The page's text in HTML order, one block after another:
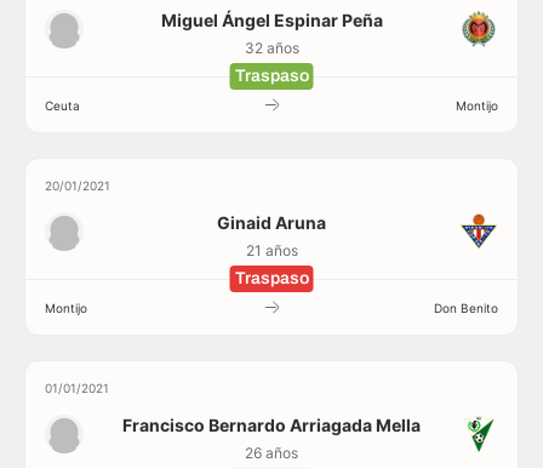
Miguel Ángel Espinar Peña
32 años
Traspaso
Ceuta Montijo
20/01/2021
Ginaid Aruna
21 años
Traspaso
Montijo Don Benito
01/01/2021
Francisco Bernardo Arriagada Mella
26 años